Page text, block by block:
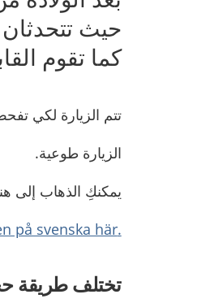
حيث
كما تقوم
تتم الزيارة لكي
الزيارة طوعية.
يمكنكِ الذهاب إلى
.Läs texten på svenska här
تختلف طريقة